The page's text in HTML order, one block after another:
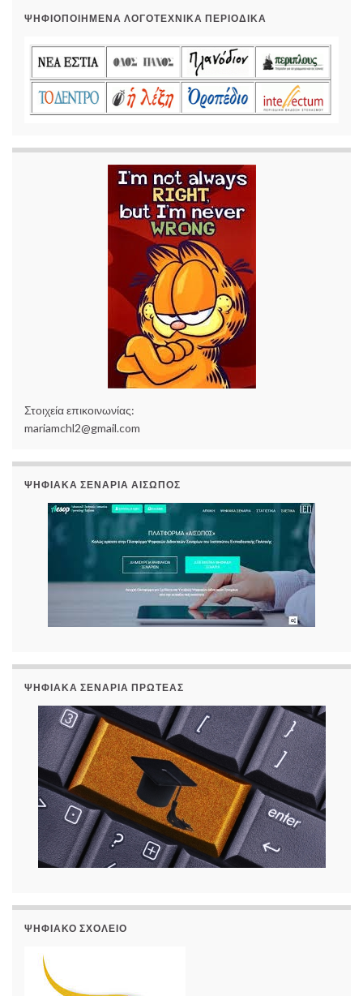
ΨΗΦΙΟΠΟΙΗΜΈΝΑ ΛΟΓΟΤΕΧΝΙΚΆ ΠΕΡΙΟΔΙΚΆ
Στοιχεία επικοινωνίας:
mariamchl2@gmail.com
ΨΗΦΙΑΚΆ ΣΕΝΆΡΙΑ ΑΊΣΩΠΟΣ
ΨΗΦΙΑΚΆ ΣΕΝΆΡΙΑ ΠΡΩΤΈΑΣ
ΨΗΦΙΑΚΌ ΣΧΟΛΕΊΟ